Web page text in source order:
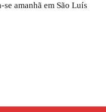
amanhã em São Luís